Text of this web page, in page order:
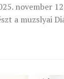
november
a muzslyai